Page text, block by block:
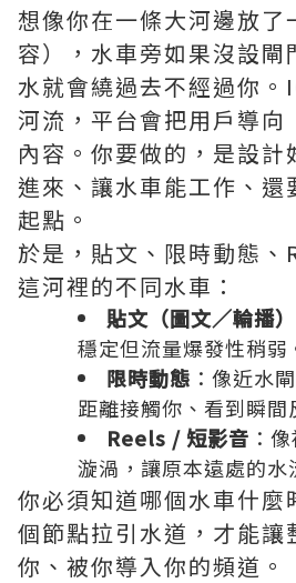
想像你在一條大河邊放了
容），水車旁如果沒設閘
水就會繞過去不經過你。
河流，平台會把用戶導向
內容。你要做的，是設計
進來、讓水車能工作、還
起點。
於是，貼文、限時動態
這河裡的不同水車：
貼文（圖文／輪播）
穩定但流量爆發性稍弱
限時動態 ：像近水
距離接觸你、看到瞬間
Reels / 短影音 ：
漩渦，讓原本遠處的水
你必須知道哪個水車什麼
個節點拉引水道，才能讓
你、被你導入你的頻道。